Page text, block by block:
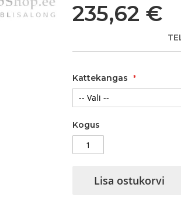
235,62 €
Kattekangas
Kogus
Lisa ostukorvi